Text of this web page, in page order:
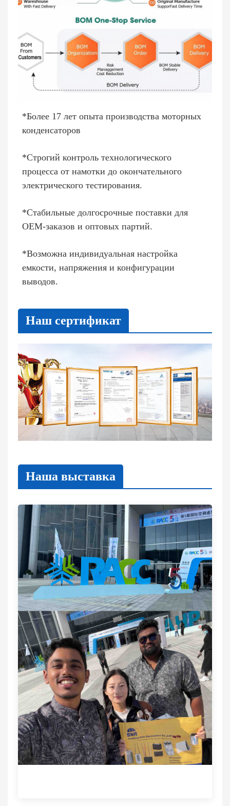
*Более 17 лет опыта производства моторных
конденсаторов
*Строгий контроль технологического
процесса от намотки до окончательного
электрического тестирования.
*Стабильные долгосрочные поставки для
OEM-заказов и оптовых партий.
*Возможна индивидуальная настройка
емкости, напряжения и конфигурации
выводов.
Наш сертификат
Наша выставка